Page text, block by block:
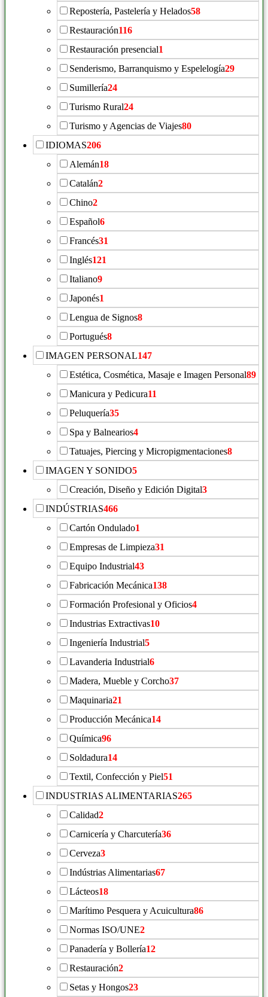
Repostería, Pastelería y Helados58
Restauración116
Restauración presencial1
Senderismo, Barranquismo y Espelelogía29
Sumillería24
Turismo Rural24
Turismo y Agencias de Viajes80
IDIOMAS206
Alemán18
Catalán2
Chino2
Español6
Francés31
Inglés121
Italiano9
Japonés1
Lengua de Signos8
Portugués8
IMAGEN PERSONAL147
Estética, Cosmética, Masaje e Imagen Personal89
Manicura y Pedicura11
Peluquería35
Spa y Balnearios4
Tatuajes, Piercing y Micropigmentaciones8
IMAGEN Y SONIDO5
Creación, Diseño y Edición Digital3
INDÚSTRIAS466
Cartón Ondulado1
Empresas de Limpieza31
Equipo Industrial43
Fabricación Mecánica138
Formación Profesional y Oficios4
Industrias Extractivas10
Ingeniería Industrial5
Lavanderia Industrial6
Madera, Mueble y Corcho37
Maquinaria21
Producción Mecánica14
Química96
Soldadura14
Textil, Confección y Piel51
INDUSTRIAS ALIMENTARIAS265
Calidad2
Carnicería y Charcutería36
Cerveza3
Indústrias Alimentarias67
Lácteos18
Marítimo Pesquera y Acuicultura86
Normas ISO/UNE2
Panadería y Bollería12
Restauración2
Setas y Hongos23